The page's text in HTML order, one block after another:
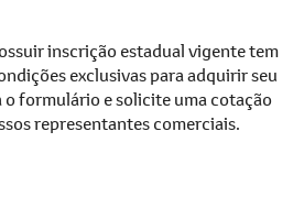
inscrição estadual vigente tem
exclusivas para adquirir seu
o formulário e solicite uma cotação
representantes comerciais.